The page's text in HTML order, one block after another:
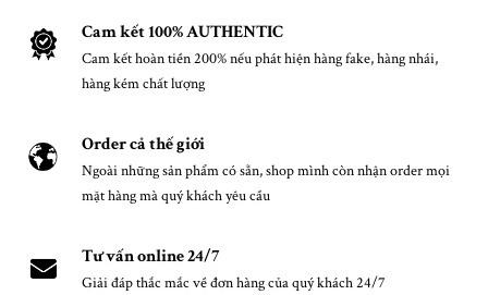
Cam kết 100% AUTHENTIC
Cam kết hoàn tiền 200% nếu phát hiện hàng fake, hàng nhái,
hàng kém chất lượng
Order cả thế giới
Ngoài những sản phẩm có sẵn, shop mình còn nhận order mọi
mặt hàng mà quý khách yêu cầu
Tư vấn online 24/7
Giải đáp thắc mắc về đơn hàng của quý khách 24/7